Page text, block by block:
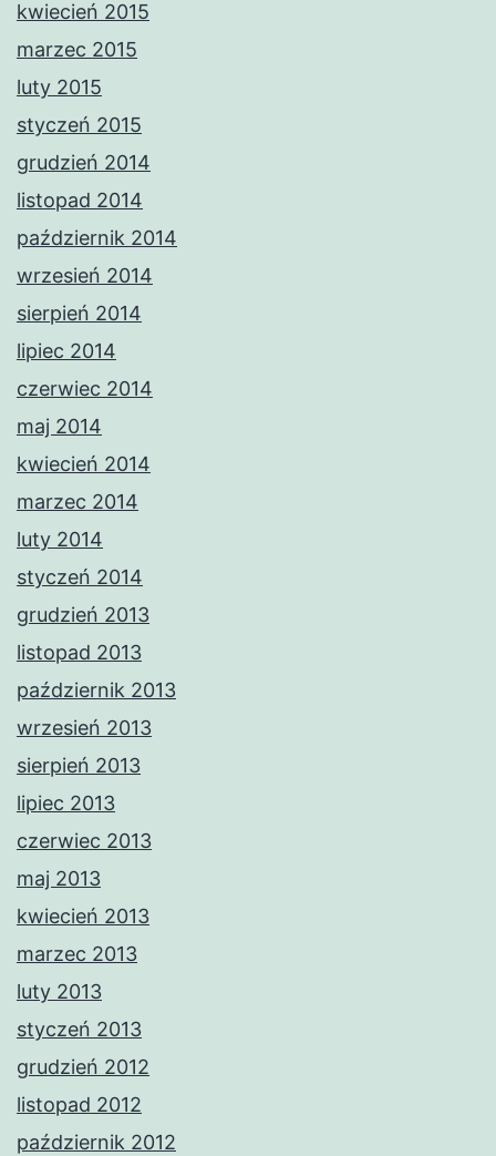
kwiecień 2015
marzec 2015
luty 2015
styczeń 2015
grudzień 2014
listopad 2014
październik 2014
wrzesień 2014
sierpień 2014
lipiec 2014
czerwiec 2014
maj 2014
kwiecień 2014
marzec 2014
luty 2014
styczeń 2014
grudzień 2013
listopad 2013
październik 2013
wrzesień 2013
sierpień 2013
lipiec 2013
czerwiec 2013
maj 2013
kwiecień 2013
marzec 2013
luty 2013
styczeń 2013
grudzień 2012
listopad 2012
październik 2012